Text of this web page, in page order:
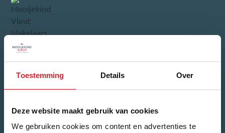
Toestemming Details Over
Deze website maakt gebruik van cookies
We gebruiken cookies om content en advertenties te